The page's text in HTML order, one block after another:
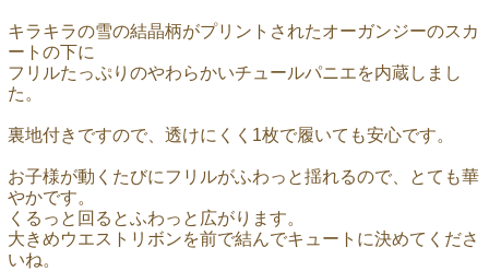
キラキラの雪の結晶柄がプリントされたオーガンジーのスカ
ートの下に
フリルたっぷりのやわらかいチュールパニエを内蔵しまし
た。
裏地付きですので、透けにくく1枚で履いても安心です。
お子様が動くたびにフリルがふわっと揺れるので、とても華
やかです。
くるっと回るとふわっと広がります。
大きめウエストリボンを前で結んでキュートに決めてくださ
いね。